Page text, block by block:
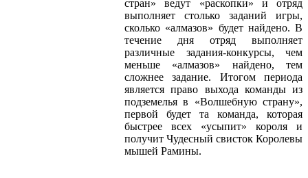
стран» ведут «раскопки» и отряд
выполняет столько заданий игры,
сколько «алмазов» будет найдено. В
течение дня отряд выполняет
различные задания-конкурсы, чем
меньше «алмазов» найдено, тем
сложнее задание. Итогом периода
является право выхода команды из
подземелья в «Волшебную страну»,
первой будет та команда, которая
быстрее всех «усыпит» короля и
получит Чудесный свисток Королевы
мышей Рамины.